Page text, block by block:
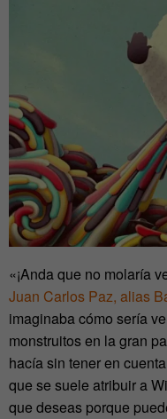
«¡Anda que no molaría
Juan Carlos Paz, alias
imaginaba cómo sería
monstruitos en la gran
hacía sin tener en
que se suele atribuir a
que deseas porque